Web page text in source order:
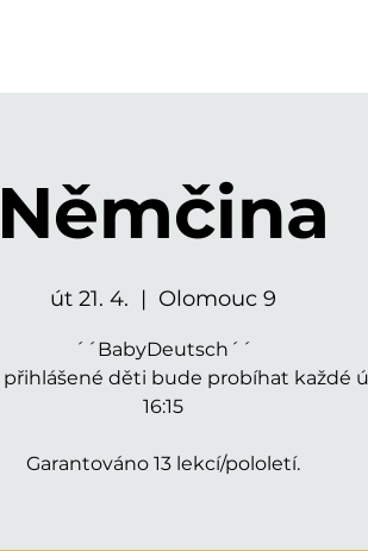
Němčina
út 21. 4.
  |
Olomouc 9
´´BabyDeutsch´´
děti bude probíhat každé
16:15
Garantováno 13 lekcí/pololetí.